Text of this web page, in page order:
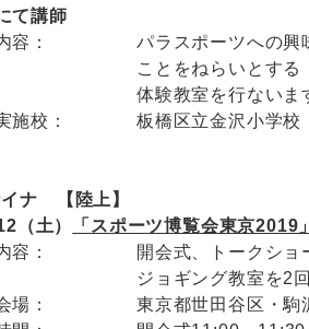
て講師
：
パラスポーツへの興
ことをねらいとす
体験教室を行ないま
校：
板橋区立金沢小学校
ナ 【陸上】
（土） 「スポーツ博覧会東京2019
：
開会式、トークショ
ジョギング教室を2
：
東京都世田谷区・駒